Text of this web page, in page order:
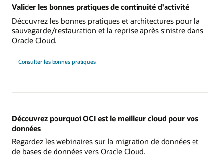
Valider les bonnes pratiques de continuité d'activité
Découvrez les bonnes pratiques et architectures pour la
sauvegarde/restauration et la reprise après sinistre dans
Oracle Cloud.
Consulter les bonnes pratiques
Découvrez pourquoi OCI est le meilleur cloud pour vos
données
Regardez les webinaires sur la migration de données et
de bases de données vers Oracle Cloud.